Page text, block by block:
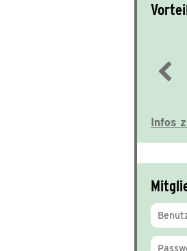
Infos